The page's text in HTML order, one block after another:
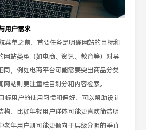
用户需求
菜单之前，首要任务是明确网站的目标和
网站类型（如电商、资讯、教育等）对导
同，例如电商平台可能需要突出商品分类
网站则更注重栏目划分和内容检索。
标用户的使用习惯和偏好，可以帮助设计
构，比如年轻用户群体可能更喜欢简洁明
老年用户则可能更倾向于层级分明的垂直